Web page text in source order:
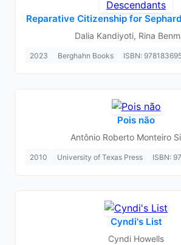
Reparative Citizenship for
Dalia Kandiyoti, Rina
2023 Berghahn Books ISBN:
Pois não
Antônio Roberto Monteiro
2010 University of Texas Press ISBN:
Cyndi's List
Cyndi Howells